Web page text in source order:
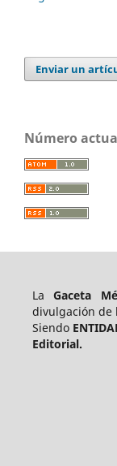
Enviar un
Número
LaGaceta
divulgación de
Siendo
Editorial.